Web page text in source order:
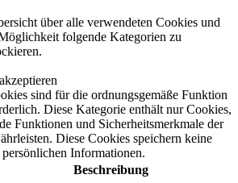
über alle verwendeten Cookies und
folgende Kategorien zu
sind für die ordnungsgemäße Funktion
Diese Kategorie enthält nur Cookies,
Funktionen und Sicherheitsmerkmale der
Diese Cookies speichern keine
persönlichen Informationen.
Beschreibung